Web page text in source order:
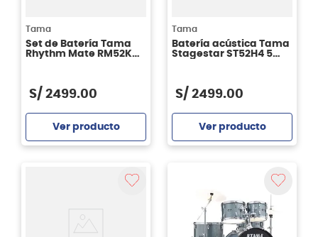
Tama
Set de Batería Tama
Rhythm Mate RM52KH4
S/ 2499.00
Ver producto
Tama
Batería acústica Tama
Stagestar ST52H4 5
S/ 2499.00
Ver producto